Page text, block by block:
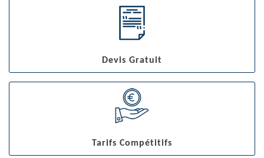
Devis Gratuit
Tarifs Compétitifs